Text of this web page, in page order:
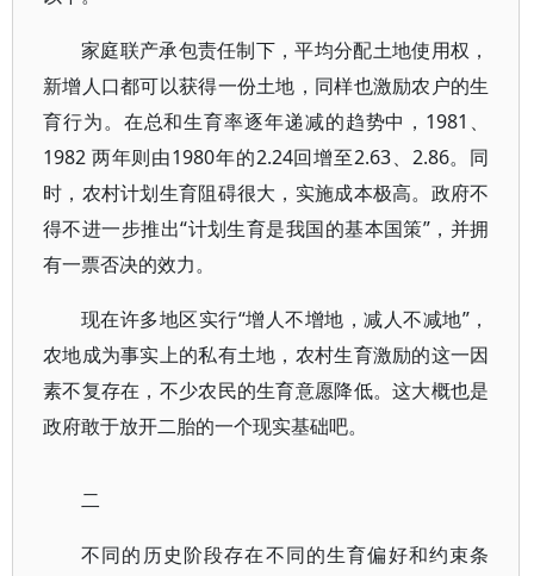
家庭联产承包责任制下，平均分配土地使用权，
新增人口都可以获得一份土地，同样也激励农户的生
育行为。在总和生育率逐年递减的趋势中，1981、
1982 两年则由1980年的2.24回增至2.63、2.86。同
时，农村计划生育阻碍很大，实施成本极高。政府不
得不进一步推出“计划生育是我国的基本国策”，并拥
有一票否决的效力。
现在许多地区实行“增人不增地，减人不减地”，
农地成为事实上的私有土地，农村生育激励的这一因
素不复存在，不少农民的生育意愿降低。这大概也是
政府敢于放开二胎的一个现实基础吧。
二
不同的历史阶段存在不同的生育偏好和约束条